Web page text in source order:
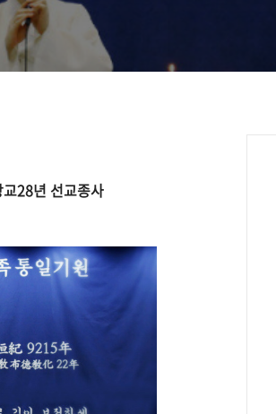
28년 선교종사